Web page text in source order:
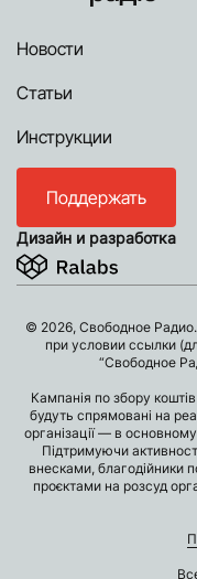
Новости
Статьи
Инструкции
Поддержать
Дизайн и разработка
© 2026, Свободное
при условии ссылки
“Свободное
Кампанія по збору
будуть спрямовані на
організації — в
Підтримуючи
внесками, благодійники
проєктами на розсуд